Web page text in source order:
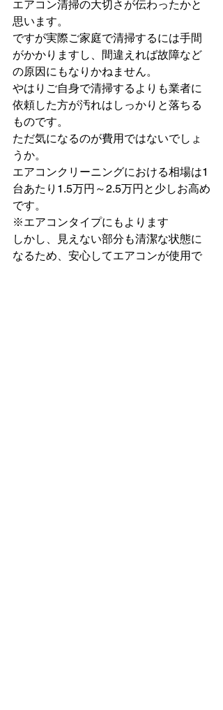
エアコン清掃の大切さが伝わったかと
思います。
ですが実際ご家庭で清掃するには手間
がかかりますし、間違えれば故障など
の原因にもなりかねません。
やはりご自身で清掃するよりも業者に
依頼した方が汚れはしっかりと落ちる
ものです。
ただ気になるのが費用ではないでしょ
うか。
エアコンクリーニングにおける相場は1
台あたり1.5万円～2.5万円と少しお高め
です。
※エアコンタイプにもよります
しかし、見えない部分も清潔な状態に
なるため、安心してエアコンが使用で